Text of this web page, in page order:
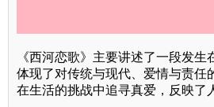
《西河恋歌》主要讲述了一段发生
体现了对传统与现代、爱情与责任
在生活的挑战中追寻真爱，反映了